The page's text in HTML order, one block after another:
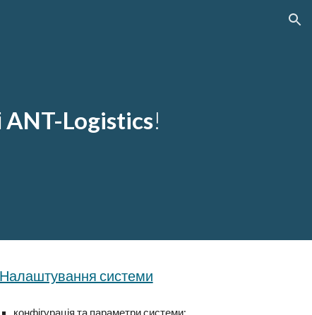
ANT-Logistics!
Налаштування системи
конфігурація та параметри системи;